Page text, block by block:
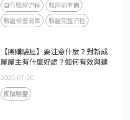
自行驗屋流程
驗屋前準備
驗屋檢查清單
驗屋完整流程
【團購驗屋】要注意什麼？對新成
屋屋主有什麼好處？如何有效與建
商溝通創造雙贏局面
2025-07-20
團購驗屋